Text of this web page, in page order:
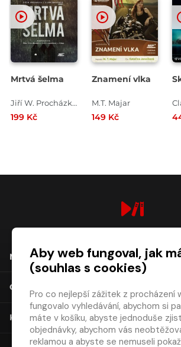
Mrtvá šelma
Jiří W. Procházka , Klára Smolíková
199 Kč
Znamení vlka
M.T. Majar
149 Kč
NÁKUP
O SPOLEČNOSTI
KONTAKT
Aby web fungoval, jak
(souhlas s cookies)
Pro co nejlepší zážitek z procházení
fungovalo vyhledávání, abychom si
máte v košíku, abyste jednoduše
objednávky, abychom vás
reklamou a abyste se nemuseli